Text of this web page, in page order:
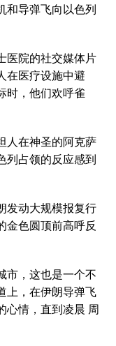
和导弹飞向以色列
医院的社交媒体片
在医疗设施中避
时，他们欢呼雀
人在神圣的阿克萨
列占领的反应感到
发动大规模报复行
金色圆顶前高呼反
市，这也是一个不
上，在伊朗导弹飞
心情，直到凌晨 周